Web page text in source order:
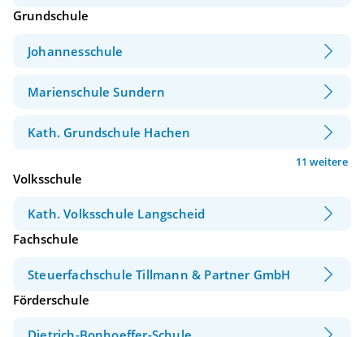
Grundschule
Johannesschule
Marienschule Sundern
Kath. Grundschule Hachen
11 weitere
Volksschule
Kath. Volksschule Langscheid
Fachschule
Steuerfachschule Tillmann & Partner GmbH
Förderschule